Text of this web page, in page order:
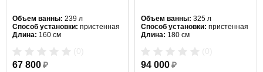
Объем ванны: 239 л
Способ установки: пристенная
Длина: 160 см
Форма:прямоугольная
Материал:
67 800₽
Объем ванны: 325 л
Способ установки: пристенная
Длина: 180 см
Форма:прямоугольная
Материал:
94 000₽